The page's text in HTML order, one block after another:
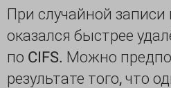
При случайной записи
оказался быстрее
по CIFS. Можно
результате того, что